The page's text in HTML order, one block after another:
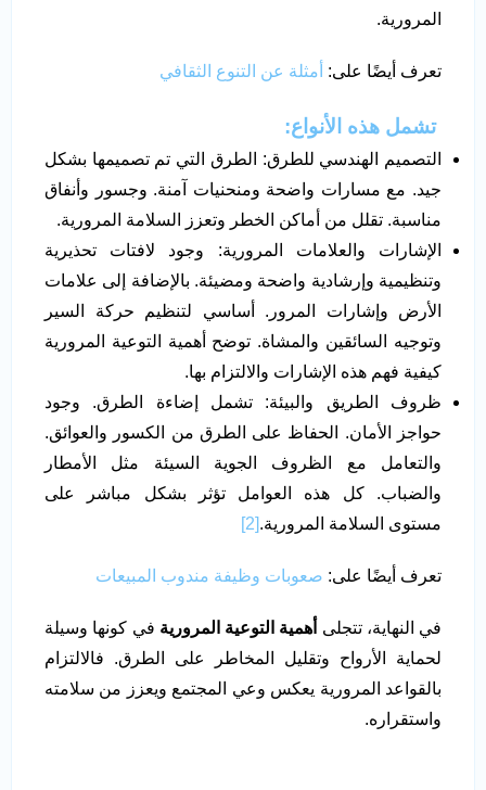
المرورية.
تعرف أيضًا على: أمثلة عن التنوع الثقافي
تشمل هذه الأنواع:
التصميم الهندسي للطرق: الطرق التي تم تصميمها بشكل
جيد. مع مسارات واضحة ومنحنيات آمنة. وجسور وأنفاق
مناسبة. تقلل من أماكن الخطر وتعزز السلامة المرورية.
الإشارات والعلامات المرورية: وجود لافتات تحذيرية
وتنظيمية وإرشادية واضحة ومضيئة. بالإضافة إلى علامات
الأرض وإشارات المرور. أساسي لتنظيم حركة السير
وتوجيه السائقين والمشاة. توضح أهمية التوعية المرورية
كيفية فهم هذه الإشارات والالتزام بها.
ظروف الطريق والبيئة: تشمل إضاءة الطرق. وجود
حواجز الأمان. الحفاظ على الطرق من الكسور والعوائق.
والتعامل مع الظروف الجوية السيئة مثل الأمطار
والضباب. كل هذه العوامل تؤثر بشكل مباشر على
مستوى السلامة المرورية.[2]
تعرف أيضًا على: صعوبات وظيفة مندوب المبيعات
في النهاية، تتجلى أهمية التوعية المرورية في كونها وسيلة
لحماية الأرواح وتقليل المخاطر على الطرق. فالالتزام
بالقواعد المرورية يعكس وعي المجتمع ويعزز من سلامته
واستقراره.